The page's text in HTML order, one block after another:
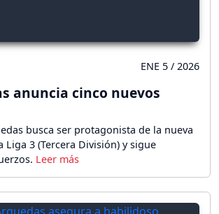
ENE 5 / 2026
anuncia cinco nuevos
busca ser protagonista de la nueva
Liga 3 (Tercera División) y sigue